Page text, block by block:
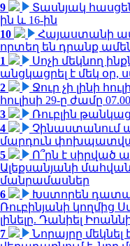
9
Տասնյակ
ին և 16-ին
10
Հայաստանի
որտեղ են դրանք
1
Սոչի մեկնող
անցկացրել է մեկ օր,
2
Ջուր չի լինի
հուլիսի 29-ը ժամը
3
Ռուբլին
4
Չինաստանում
մարդուն
5
Ո՞րն է սիրված
Ալեքսանյանի
մանրամասներ
6
Խստորեն
Ռուբինյանի կողմից
լինելը. Դանիել
7
Նորայրը